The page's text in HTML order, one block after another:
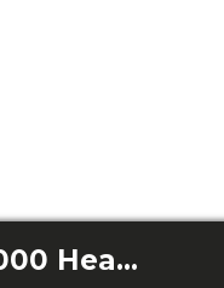
Surface Precision EcoPower 10000 Healthy White